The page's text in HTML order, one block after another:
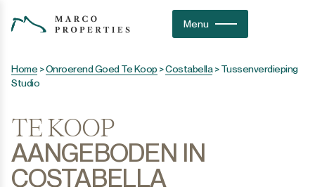
Menu
Home >Onroerend Goed Te Koop >Costabella>Tussenverdieping
Studio
TE KOOP
AANGEBODEN IN
COSTABELLA